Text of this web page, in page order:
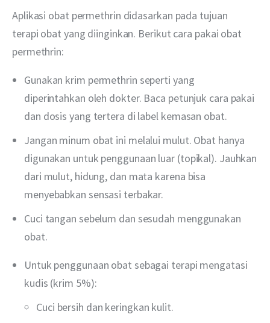
Aplikasi obat permethrin didasarkan pada tujuan
terapi obat yang diinginkan. Berikut cara pakai obat
permethrin:
Gunakan krim permethrin seperti yang
diperintahkan oleh dokter. Baca petunjuk cara pakai
dan dosis yang tertera di label kemasan obat.
Jangan minum obat ini melalui mulut. Obat hanya
digunakan untuk penggunaan luar (topikal). Jauhkan
dari mulut, hidung, dan mata karena bisa
menyebabkan sensasi terbakar.
Cuci tangan sebelum dan sesudah menggunakan
obat.
Untuk penggunaan obat sebagai terapi mengatasi
kudis (krim 5%):
Cuci bersih dan keringkan kulit.